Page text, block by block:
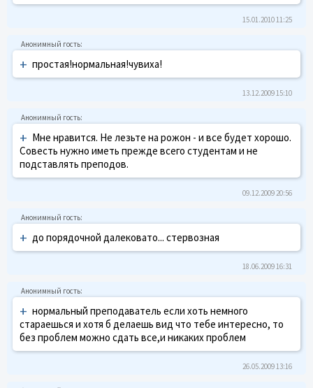
15.01.2010 11:25
+ простая!нормальная!чувиха!
13.12.2009 15:10
+ Мне нравится. Не лезьте на рожон - и все будет хорошо.
Совесть нужно иметь прежде всего студентам и не
подставлять преподов.
09.12.2009 20:56
+ до порядочной далековато... стервозная
18.06.2009 16:31
+ нормальный преподаватель если хоть немного
стараешься и хотя б делаешь вид что тебе интересно, то
без проблем можно сдать все,и никаких проблем
26.05.2009 13:16